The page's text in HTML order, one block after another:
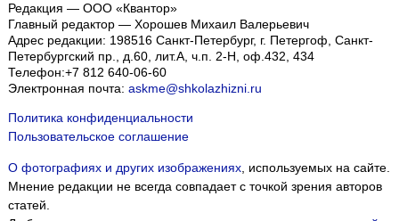
Редакция — ООО «Квантор»
Главный редактор — Хорошев Михаил Валерьевич
Адрес редакции: 198516 Санкт-Петербург, г. Петергоф Санкт-
Петербургский пр., д.60, лит.А, ч.п. 2-Н, оф.432, 434
Телефон:+7 812 640-06-60
Электронная почта: askme@shkolazhizni.ru
Политика конфиденциальности
Пользовательское соглашение
О фотографиях и других изображениях, используемых на сайте.
Мнение редакции не всегда совпадает с точкой зрения авторов
статей.